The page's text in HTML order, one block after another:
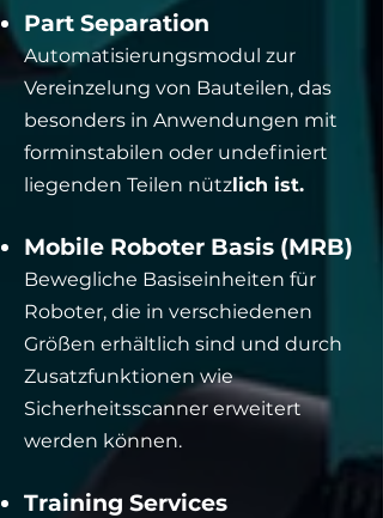
Part Separation
Automatisierungsmodul zur
Vereinzelung von Bauteilen, das
besonders in Anwendungen mit
forminstabilen oder undefiniert
liegenden Teilen nützlich ist.
Mobile Roboter Basis (MRB)
Bewegliche Basiseinheiten für
Roboter, die in verschiedenen
Größen erhältlich sind und durch
Zusatzfunktionen wie
Sicherheitsscanner erweitert
werden können.
Training Services